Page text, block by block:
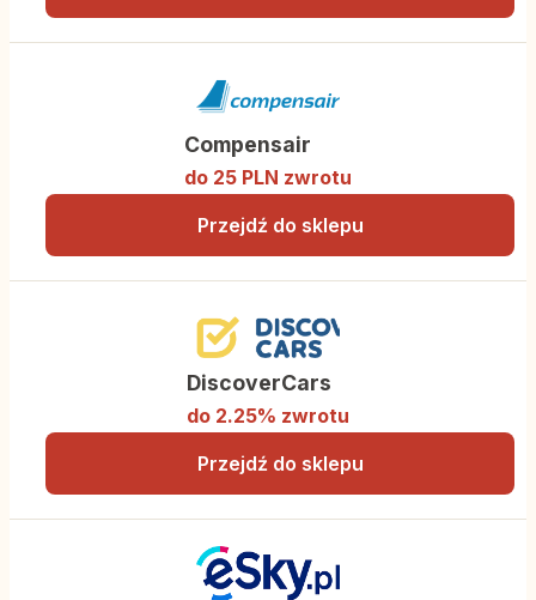
Compensair
do 25 PLN zwrotu
Przejdź do sklepu
DiscoverCars
do 2.25% zwrotu
Przejdź do sklepu